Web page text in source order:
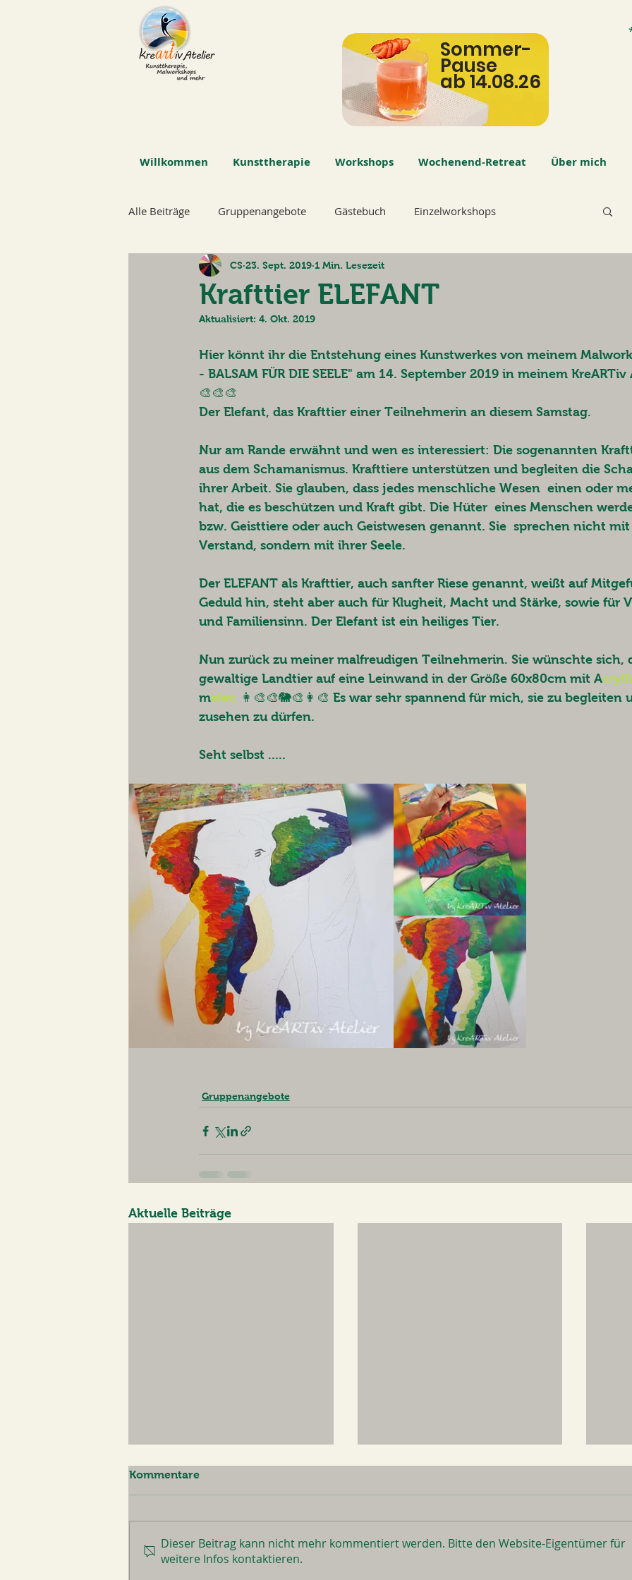
Sommer-
Pause
ab 14.08.26
Willkommen Kunsttherapie Workshops Wochenend-Retreat Über mich
Alle Beiträge Gruppenangebote Gästebuch Einzelworkshops
Krafttier ELEFANT
CS 23. Sept. 2019 1 Min. Lesezeit
Aktualisiert: 4. Okt. 2019
Hier könnt ihr die Entstehung eines Kunstwerkes von meinem
- BALSAM FÜR DIE SEELE" am 14. September 2019 in meinem
🎨🎨🎨
Der Elefant, das Krafttier einer Teilnehmerin an diesem Samstag.
Nur am Rande erwähnt und wen es interessiert: Die sogenannten
aus dem Schamanismus. Krafttiere unterstützen und begleiten die
ihrer Arbeit. Sie glauben, dass jedes menschliche Wesen  einen oder
hat, die es beschützen und Kraft gibt. Die Hüter  eines Menschen
bzw. Geisttiere oder auch Geistwesen genannt. Sie  sprechen nicht
Verstand, sondern mit ihrer Seele.
Der ELEFANT als Krafttier, auch sanfter Riese genannt, weißt auf
Geduld hin, steht aber auch für Klugheit, Macht und Stärke, sowie für
und Familiensinn. Der Elefant ist ein heiliges Tier.
Nun zurück zu meiner malfreudigen Teilnehmerin. Sie wünschte sich,
gewaltige Landtier auf eine Leinwand in der Größe 60x80cm mit A
malen 👩‍🎨🎨🐘🎨👩‍🎨 Es war sehr spannend für mich, sie zu begleiten
zusehen zu dürfen.
Seht selbst .....
Gruppenangebote
Aktuelle Beiträge
Kommentare
Dieser Beitrag kann nicht mehr kommentiert werden. Bitte den Website-Eigentümer für
weitere Infos kontaktieren.